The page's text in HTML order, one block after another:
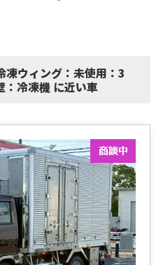
凍ウィング：未使用：3
：冷凍機 に近い車